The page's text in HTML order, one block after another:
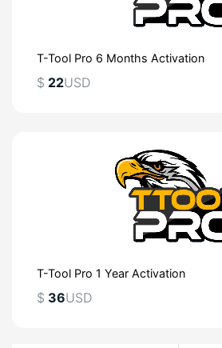
T-Tool Pro 6 Months Activation
$ 22USD
T-Tool Pro 1 Year Activation
$ 36USD